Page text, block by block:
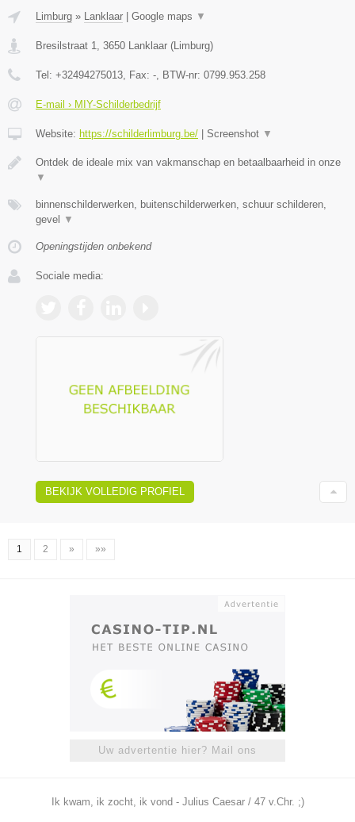
Limburg » Lanklaar Google maps ▼
Bresilstraat 1 3650 Lanklaar ( Limburg)
Tel: +32494275013 , Fax: - , BTW-nr: 0799.953.258
E-mail › MIY-Schilderbedrijf
Website: https://schilderlimburg.be/ Screenshot ▼
Ontdek de ideale mix van vakmanschap en betaalbaarheid in onze
▼
binnenschilderwerken, buitenschilderwerken, schuur schilderen,
gevel
▼
Openingstijden onbekend
Sociale media:
BEKIJK VOLLEDIG PROFIEL
1 2 » »»
Uw advertentie hier? Mail ons
Ik kwam, ik zocht, ik vond - Julius Caesar / 47 v.Chr. ;)